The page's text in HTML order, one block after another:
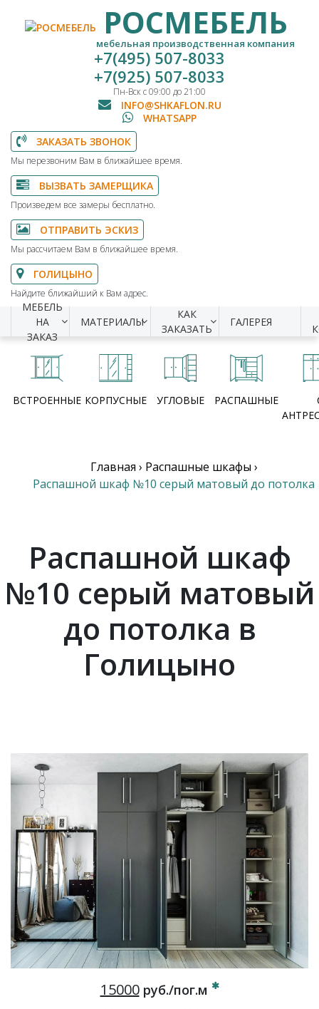
РОСМЕБЕЛЬ
мебельная производственная компания
+7(495) 507-8033
+7(925) 507-8033
Пн-Вск с 09:00 до 21:00
INFO@SHKAFLON.RU
WHATSAPP
ЗАКАЗАТЬ ЗВОНОК
Мы перезвоним Вам в ближайшее время.
ВЫЗВАТЬ ЗАМЕРЩИКА
Произведем все замеры бесплатно.
ОТПРАВИТЬ ЭСКИЗ
Мы рассчитаем Вам в ближайшее время.
ГОЛИЦЫНО
Найдите ближайший к Вам адрес.
МЕБЕЛЬ
НА
ЗАКАЗ
МАТЕРИАЛЫ
КАК
ЗАКАЗАТЬ
ГАЛЕРЕЯ
ВСТРОЕННЫЕ КОРПУСНЫЕ УГЛОВЫЕ РАСПАШНЫЕ
Главная › Распашные шкафы ›
Распашной шкаф №10 серый матовый до потолка
Распашной шкаф
№10 серый матовый
до потолка в
Голицыно
15000руб./пог.м